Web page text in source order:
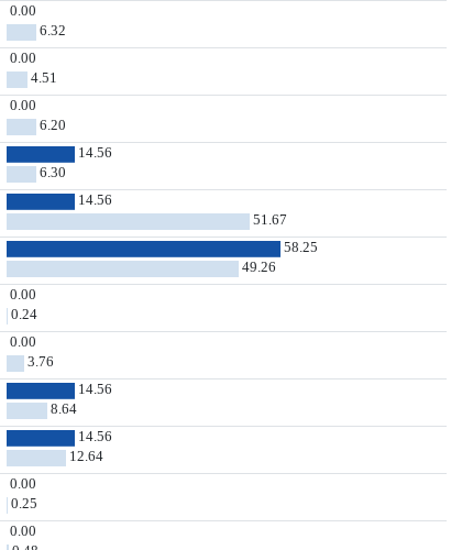
0.00
6.32
0.00
4.51
0.00
6.20
14.56
6.30
14.56
51.67
58.25
49.26
0.00
0.24
0.00
3.76
14.56
8.64
14.56
12.64
0.00
0.25
0.00